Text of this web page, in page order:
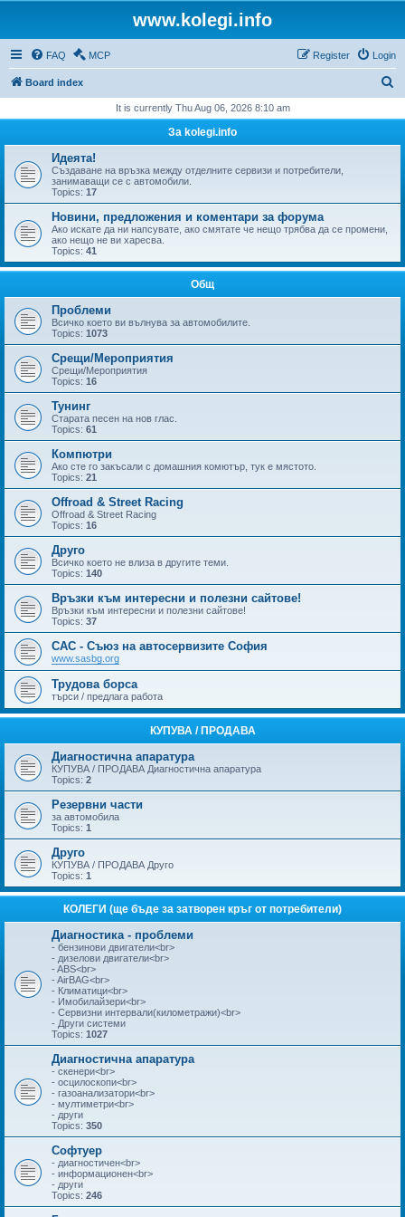
www.kolegi.info
FAQ MCP Login
Register
Board index
r
It is currently Thu Aug 06, 2026 8:10 am
За kolegi.info
Идеята!
Създаване на връзка между отделните сервизи и потребители,
занимаващи се с автомобили.
Topics: 17
Новини, предложения и коментари за форума
Ако искате да ни напсувате, ако смятате че нещо трябва да се промени,
ако нещо не ви харесва.
Topics: 41
Общ
Проблеми
Всичко което ви вълнува за автомобилите.
Topics: 1073
Срещи/Мероприятия
Срещи/Мероприятия
Topics: 16
Тунинг
Старата песен на нов глас.
Topics: 61
Компютри
Ако сте го закъсали с домашния комютър, тук е мястото.
Topics: 21
Offroad & Street Racing
Offroad & Street Racing
Topics: 16
Друго
Всичко което не влиза в другите теми.
Topics: 140
Връзки към интересни и полезни сайтове!
Връзки към интересни и полезни сайтове!
Topics: 37
САС - Съюз на автосервизите София
www.sasbg.org
Трудова борса
търси / предлага работа
КУПУВА / ПРОДАВА
Диагностична апаратура
КУПУВА / ПРОДАВА Диагностична апаратура
Topics: 2
Резервни части
за автомобила
Topics: 1
Друго
КУПУВА / ПРОДАВА Друго
Topics: 1
КОЛЕГИ (ще бъде за затворен кръг от потребители)
Диагностика - проблеми
- бензинови двигатели<br>
- дизелови двигатели<br>
- ABS<br>
- AirBAG<br>
- Климатици<br>
- Имобилайзери<br>
- Сервизни интервали(километражи)<br>
- Други системи
Topics: 1027
Диагностична апаратура
- скенери<br>
- осцилоскопи<br>
- газоанализатори<br>
- мултиметри<br>
- други
Topics: 350
Софтуер
- диагностичен<br>
- информационен<br>
- други
Topics: 246